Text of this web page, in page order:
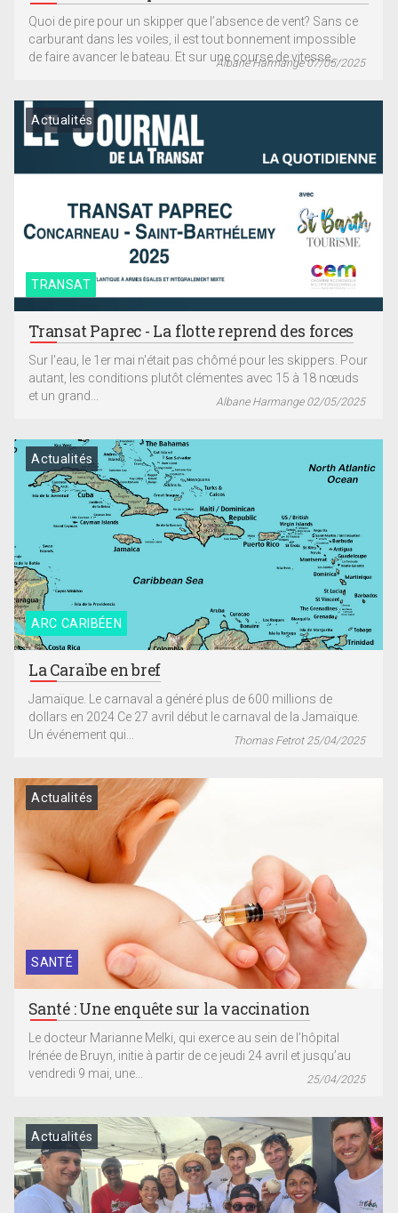
Quoi de pire pour un skipper que l’absence de vent? Sans ce
carburant dans les voiles, il est tout bonnement impossible
de faire avancer le bateau. Et sur une course de vitesse,...
Albane Harmange 07/05/2025
TRANSAT
Actualités
Transat Paprec - La flotte reprend des forces
Sur l'eau, le 1er mai n'était pas chômé pour les skippers. Pour
autant, les conditions plutôt clémentes avec 15 à 18 nœuds
et un grand...
Albane Harmange 02/05/2025
ARC CARIBÉEN
Actualités
La Caraïbe en bref
Jamaïque. Le carnaval a généré plus de 600 millions de
dollars en 2024 Ce 27 avril début le carnaval de la Jamaïque.
Un événement qui...
Thomas Fetrot 25/04/2025
SANTÉ
Actualités
Santé : Une enquête sur la vaccination
Le docteur Marianne Melki, qui exerce au sein de l’hôpital
Irénée de Bruyn, initie à partir de ce jeudi 24 avril et jusqu’au
vendredi 9 mai, une...
25/04/2025
Actualités